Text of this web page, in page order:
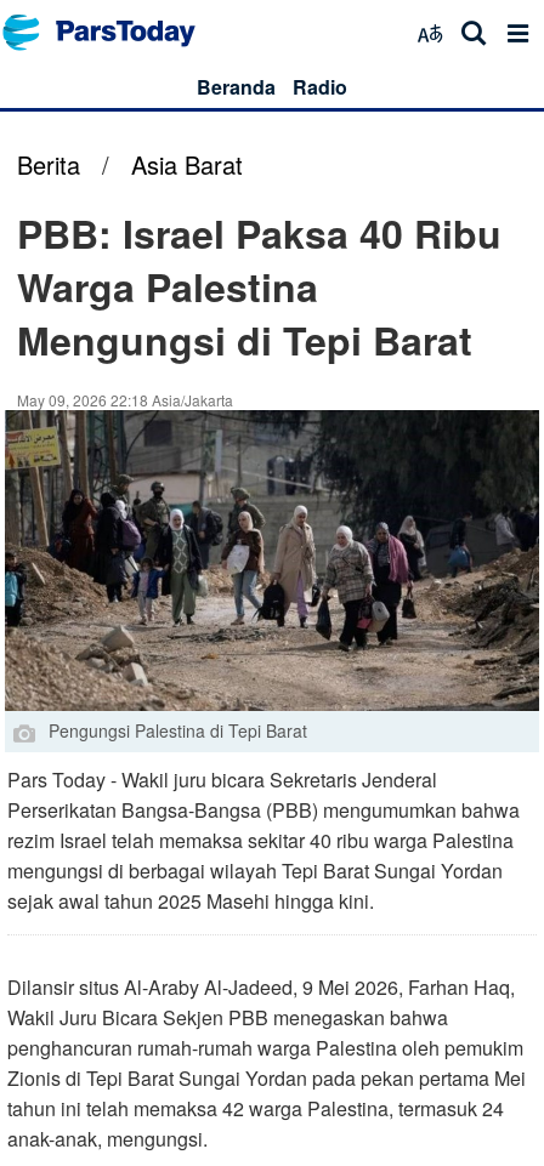
Beranda Radio
Berita / Asia Barat
PBB: Israel Paksa 40 Ribu
Warga Palestina
Mengungsi di Tepi Barat
May 09, 2026 22:18 Asia/Jakarta
Pengungsi Palestina di Tepi Barat
Pars Today - Wakil juru bicara Sekretaris Jenderal
Perserikatan Bangsa-Bangsa (PBB) mengumumkan bahwa
rezim Israel telah memaksa sekitar 40 ribu warga Palestina
mengungsi di berbagai wilayah Tepi Barat Sungai Yordan
sejak awal tahun 2025 Masehi hingga kini.
Dilansir situs Al-Araby Al-Jadeed, 9 Mei 2026, Farhan Haq,
Wakil Juru Bicara Sekjen PBB menegaskan bahwa
penghancuran rumah-rumah warga Palestina oleh pemukim
Zionis di Tepi Barat Sungai Yordan pada pekan pertama Mei
tahun ini telah memaksa 42 warga Palestina, termasuk 24
anak-anak, mengungsi.